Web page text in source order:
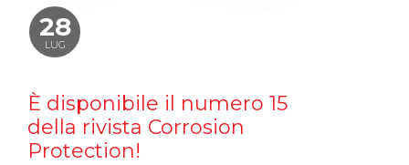
28
LUG
È disponibile il numero 15
della rivista Corrosion
Protection!